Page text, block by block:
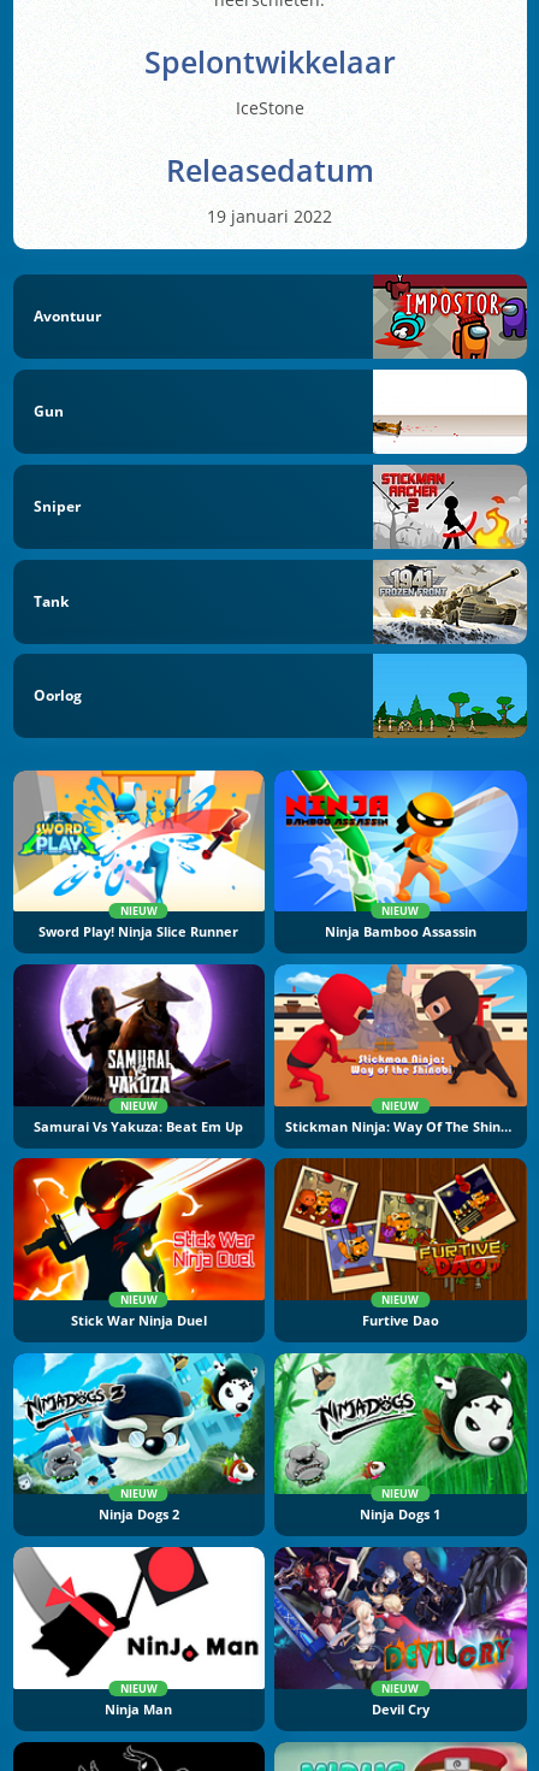
Spelontwikkelaar
IceStone
Releasedatum
19 januari 2022
Avontuur
Gun
Sniper
Tank
Oorlog
NIEUW
Sword Play! Ninja Slice Runner
NIEUW
Ninja Bamboo Assassin
NIEUW
Samurai Vs Yakuza: Beat Em Up
NIEUW
Stickman Ninja: Way Of The Shinobi
NIEUW
Stick War Ninja Duel
NIEUW
Furtive Dao
NIEUW
Ninja Dogs 2
NIEUW
Ninja Dogs 1
NIEUW
Ninja Man
NIEUW
Devil Cry